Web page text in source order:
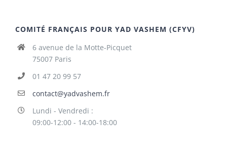
COMITÉ FRANÇAIS POUR YAD VASHEM (CFYV)
6 avenue de la Motte-Picquet
75007 Paris
01 47 20 99 57
contact@yadvashem.fr
Lundi - Vendredi :
09:00-12:00 - 14:00-18:00